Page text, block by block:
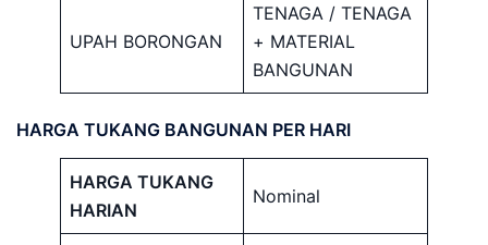
UPAH BORONGAN
TENAGA / TENAGA
+ MATERIAL
BANGUNAN
HARGA TUKANG BANGUNAN PER HARI
HARGA TUKANG
HARIAN
Nominal